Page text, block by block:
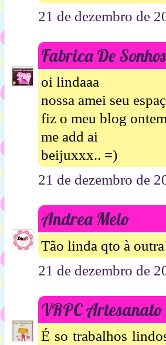
21 de dezembro de
Fabrica De Sonhos
oi lindaaa
nossa amei seu
fiz o meu blog
me add ai
beijuxxx.. =)
21 de dezembro de
Andrea Melo
Tão linda qto à
21 de dezembro de
VRPC
É so trabalhos